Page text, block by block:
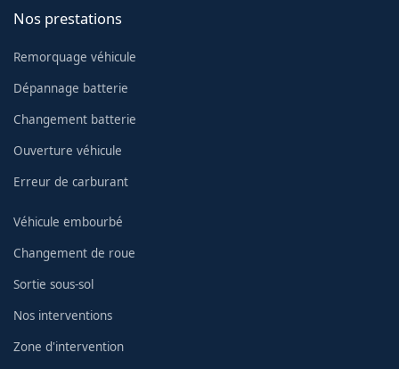
Nos prestations
Remorquage véhicule
Dépannage batterie
Changement batterie
Ouverture véhicule
Erreur de carburant
Véhicule embourbé
Changement de roue
Sortie sous-sol
Nos interventions
Zone d'intervention